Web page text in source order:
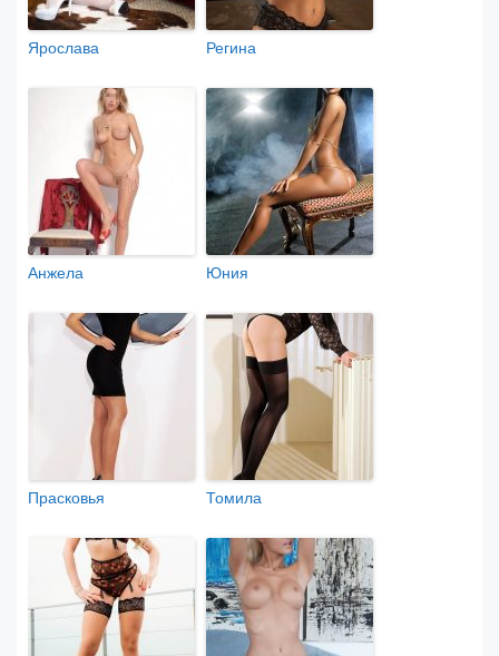
Ярослава Регина
Анжела Юния
Прасковья Томила